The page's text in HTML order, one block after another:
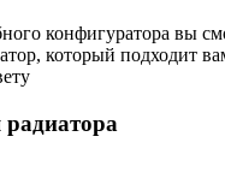
конфигуратора вы
который подходит